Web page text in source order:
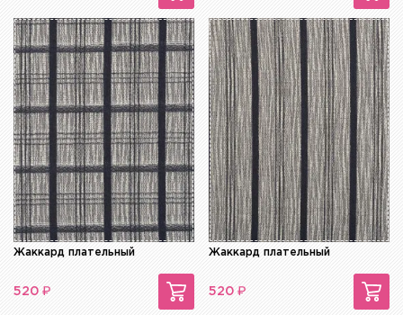
Жаккард плательный
520 ₽
Жаккард плательный
520 ₽